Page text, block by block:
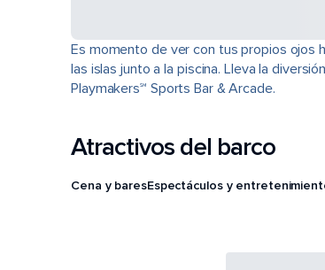
Es momento de ver con tus propios ojos
las islas junto a la piscina. Lleva la
Playmakers℠ Sports Bar & Arcade.
Atractivos del barco
Cena y baresEspectáculos y